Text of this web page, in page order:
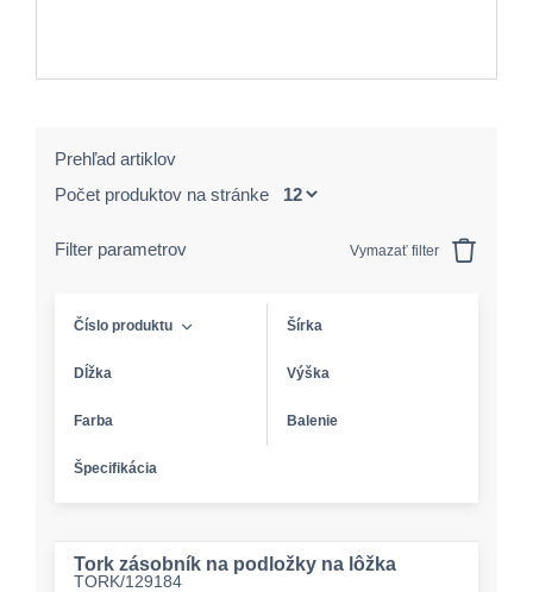
Prehľad artiklov
Počet produktov na stránke
Filter parametrov Vymazať filter
Číslo produktu Šírka
Dĺžka Výška
Farba Balenie
Špecifikácia
Tork zásobník na podložky na lôžka
TORK/129184